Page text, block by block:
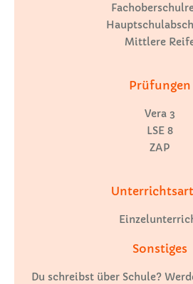
Mittlere
Prüfungen
Vera 3
LSE 8
ZAP
Sonstiges
Du schreibst über Schule?